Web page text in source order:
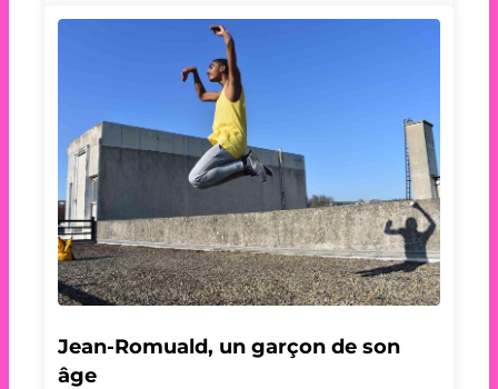
Jean-Romuald, un garçon de son
âge